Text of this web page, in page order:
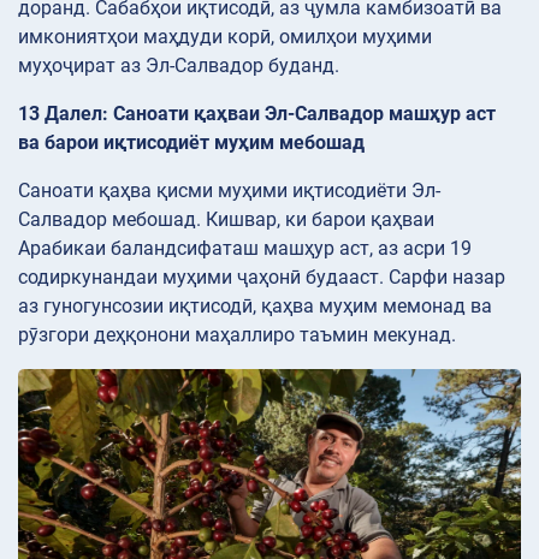
доранд. Сабабҳои иқтисодӣ, аз ҷумла камбизоатӣ ва
имкониятҳои маҳдуди корӣ, омилҳои муҳими
муҳоҷират аз Эл-Салвадор буданд.
13 Далел: Саноати қаҳваи Эл-Салвадор машҳур аст
ва барои иқтисодиёт муҳим мебошад
Саноати қаҳва қисми муҳими иқтисодиёти Эл-
Салвадор мебошад. Кишвар, ки барои қаҳваи
Арабикаи баландсифаташ машҳур аст, аз асри 19
содиркунандаи муҳими ҷаҳонӣ будааст. Сарфи назар
аз гуногунсозии иқтисодӣ, қаҳва муҳим мемонад ва
рӯзгори деҳқонони маҳаллиро таъмин мекунад.